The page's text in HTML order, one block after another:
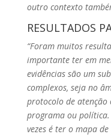
outro contexto
RESULTADOS
“Foram muitos
importante ter em
evidências são um
complexos, seja no
protocolo de atenção
programa ou
vezes é ter o mapa